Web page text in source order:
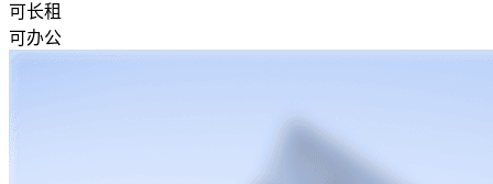
可长租
可办公